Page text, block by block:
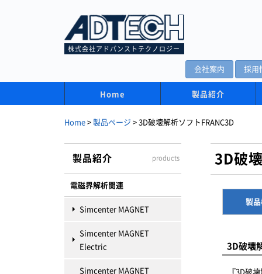
株式会社アドバンストテクノロジー
会社案内 採用
Home 製品紹介
Home > 製品ページ > 3D破壊解析ソフトFRANC3D
製品紹介 products
電磁界解析関連
Simcenter MAGNET
Simcenter MAGNET
Electric
Simcenter MAGNET
3D破
製
3D破壊
『3D破